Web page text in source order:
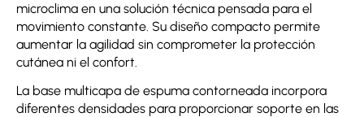
microclima en una solución técnica pensada para el
movimiento constante. Su diseño compacto permite
aumentar la agilidad sin comprometer la protección
cutánea ni el confort.
La base multicapa de espuma contorneada incorpora
diferentes densidades para proporcionar soporte en las